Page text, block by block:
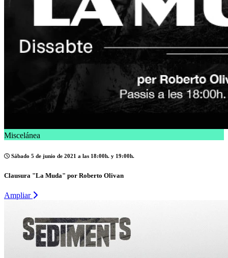
Miscelánea
Sábado 5 de junio de 2021 a las 18:00h. y 19:00h.
Clausura "La Muda" por Roberto Olivan
Ampliar